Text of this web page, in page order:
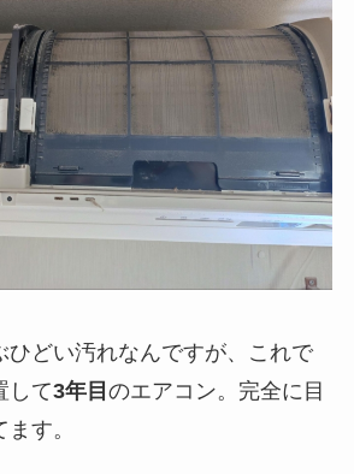
ひどい汚れなんですが、これで
して3年目 のエアコン。完全に目
す。